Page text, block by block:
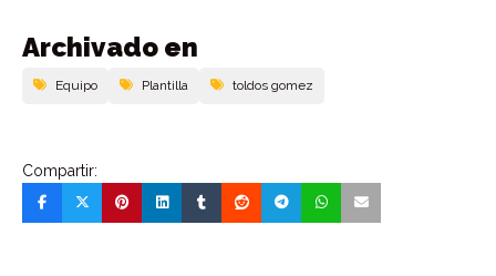
Archivado en
Equipo Plantilla toldos gomez
Compartir: